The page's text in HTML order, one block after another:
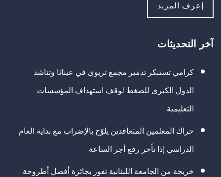
إعرف المزيد
آخر التحديثات
كرامي تستنكر تدمير مجمع تربوي في عيناثا وتناشد
الدول الكبرى للضغط لوقف استهداف المؤسسات
التعليمية
حراك المعلمين المتعاقدين يلوّح بالإضراب مع بداية العام
الدراسي إذا تأخر رفع أجر الساعة
خريجة من الجامعة اللبنانية تفوز بجائزة أفضل أطروحة